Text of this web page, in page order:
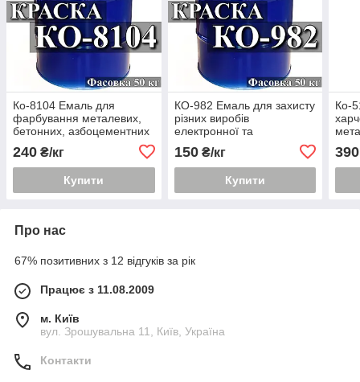
Ко-8104 Емаль для
фарбування металевих,
бетонних, азбоцементних
експлуатованих внутр
240 ₴/кг
Купити
КО-982 Емаль для захисту
різних виробів
електронної та
150₴/кг
Купити
Ко-
390
Про нас
67% позитивних з 12 відгуків за рік
Працює з 11.08.2009
м. Київ
вул. Зрошувальна 11, Київ, Україна
Контакти